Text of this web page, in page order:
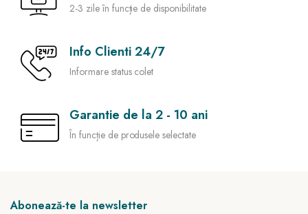
2-3 zile în funcție de disponibilitate
Info Clienti 24/7
Informare status colet
Garantie de la 2 - 10 ani
În funcție de produsele selectate
Abonează-te la newsletter